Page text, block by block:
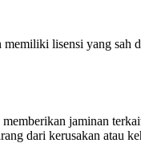
lisensi yang
jaminan
dari kerusakan atau